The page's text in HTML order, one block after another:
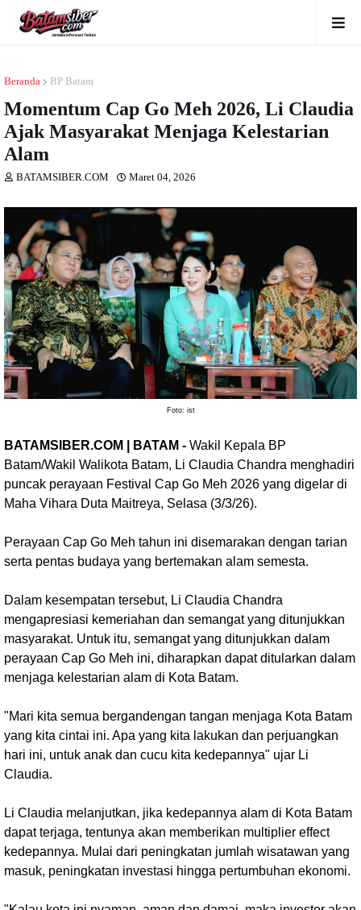
Beranda BP Batam
Momentum Cap Go Meh 2026, Li Claudia
Ajak Masyarakat Menjaga Kelestarian
Alam
BATAMSIBER.COM Maret 04, 2026
Foto: ist
BATAMSIBER.COM | BATAM - Wakil Kepala BP
Batam/Wakil Walikota Batam, Li Claudia Chandra menghadiri
puncak perayaan Festival Cap Go Meh 2026 yang digelar di
Maha Vihara Duta Maitreya, Selasa (3/3/26).
Perayaan Cap Go Meh tahun ini disemarakan dengan tarian
serta pentas budaya yang bertemakan alam semesta.
Dalam kesempatan tersebut, Li Claudia Chandra
mengapresiasi kemeriahan dan semangat yang ditunjukkan
masyarakat. Untuk itu, semangat yang ditunjukkan dalam
perayaan Cap Go Meh ini, diharapkan dapat ditularkan dalam
menjaga kelestarian alam di Kota Batam.
"Mari kita semua bergandengan tangan menjaga Kota Batam
yang kita cintai ini. Apa yang kita lakukan dan perjuangkan
hari ini, untuk anak dan cucu kita kedepannya" ujar Li
Claudia.
Li Claudia melanjutkan, jika kedepannya alam di Kota Batam
dapat terjaga, tentunya akan memberikan multiplier effect
kedepannya. Mulai dari peningkatan jumlah wisatawan yang
masuk, peningkatan investasi hingga pertumbuhan ekonomi.